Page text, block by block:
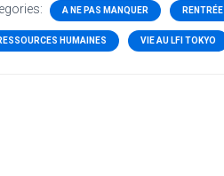
A NE PAS MANQUER RENTRÉE
HUMAINES VIE AU LFI TOKYO